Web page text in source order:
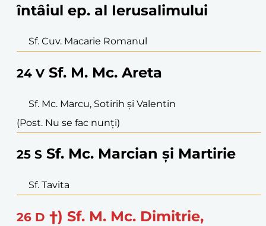
întâiul ep. al Ierusalimului
Sf. Cuv. Macarie Romanul
24 V Sf. M. Mc. Areta
Sf. Mc. Marcu, Sotirih și Valentin
(Post. Nu se fac nunți)
25 S Sf. Mc. Marcian și Martirie
Sf. Tavita
26 D †) Sf. M. Mc. Dimitrie,